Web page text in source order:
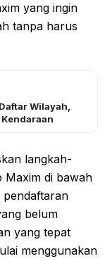
yang ingin
tanpa harus
Wilayah,
langkah-
Maxim di bawah
pendaftaran
belum
yang tepat
menggunakan